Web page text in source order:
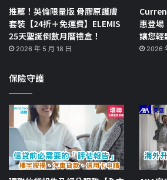
推薦！英倫限量版 骨膠原護膚
套裝【24折＋免運費】ELEMIS
25天聖誕倒數月曆禮盒！
2026 年 5 月 18 日
惠登場
讓您輕
2026
保險守護